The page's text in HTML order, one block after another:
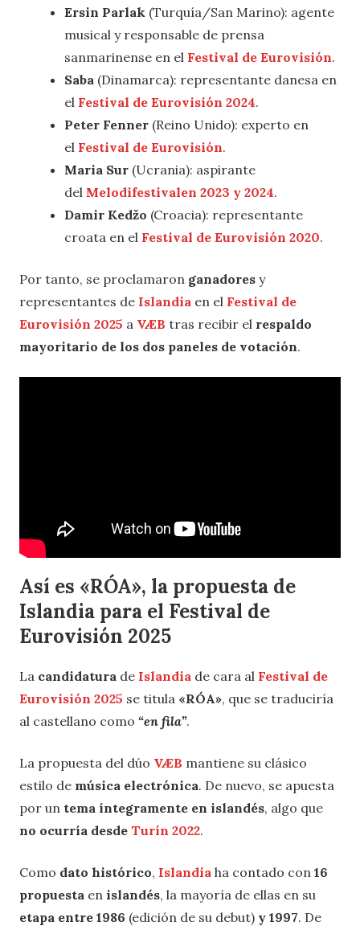
Ersin Parlak (Turquía/San Marino): agente
musical y responsable de prensa
sanmarinense en el Festival de Eurovisión.
Saba (Dinamarca): representante danesa en
el Festival de Eurovisión 2024.
Peter Fenner (Reino Unido): experto en
el Festival de Eurovisión.
Maria Sur (Ucrania): aspirante
del Melodifestivalen 2023 y 2024.
Damir Kedžo (Croacia): representante
croata en el Festival de Eurovisión 2020.
Por tanto, se proclamaron ganadores y
representantes de Islandia en el Festival de
Eurovisión 2025 a VÆB tras recibir el respaldo
mayoritario de los dos paneles de votación.
Así es «RÓA», la propuesta de
Islandia para el Festival de
Eurovisión 2025
La candidatura de Islandia de cara al Festival de
Eurovisión 2025 se titula «RÓA», que se traduciría
al castellano como “en fila”.
La propuesta del dúo VÆB mantiene su clásico
estilo de música electrónica. De nuevo, se apuesta
por un tema íntegramente en islandés, algo que
no ocurría desde Turín 2022.
Como dato histórico, Islandia ha contado con 16
propuesta en islandés, la mayoría de ellas en su
etapa entre 1986 (edición de su debut) y 1997. De